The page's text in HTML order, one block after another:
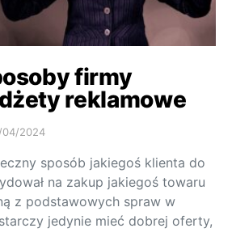
firmy
reklamowe
04/2024
sposób jakiegoś klienta do
na zakup jakiegoś towaru
z podstawowych spraw w
jedynie mieć dobrej oferty,